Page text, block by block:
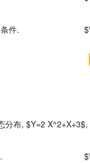
件.
分布, $Y=2